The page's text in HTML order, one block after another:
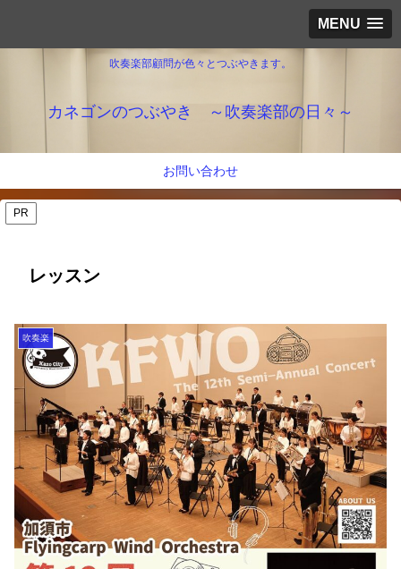
MENU
吹奏楽部顧問が色々とつぶやきます。
カネゴンのつぶやき ～吹奏楽部の日々～
お問い合わせ
PR
レッスン
吹奏楽